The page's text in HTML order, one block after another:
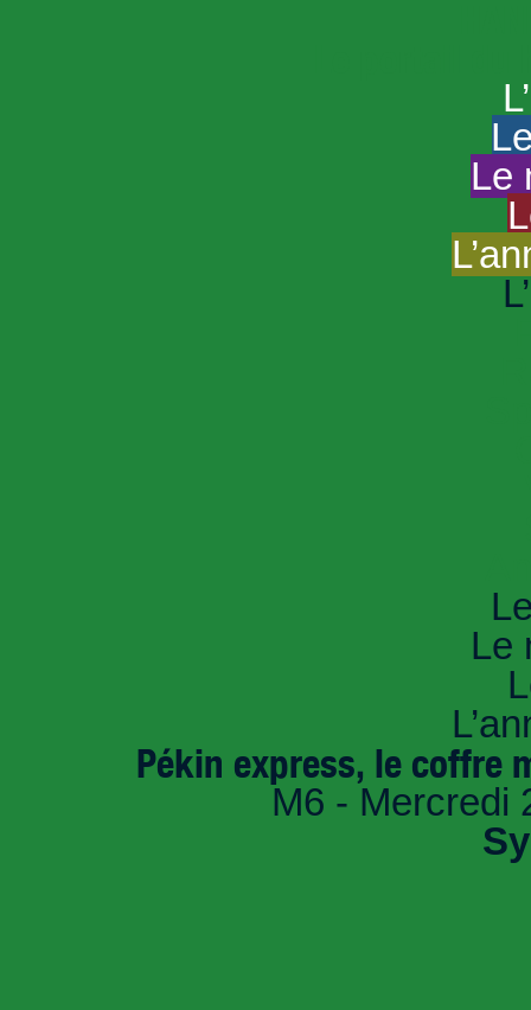
Le
Le
Pékin express, le coffre
M6 - Mercredi